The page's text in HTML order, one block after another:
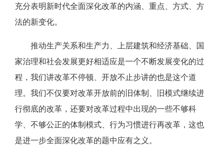
充分表明新时代全面深化改革的内涵、重点、方式、方
法的新变化。
推动生产关系和生产力、上层建筑和经济基础、国
家治理和社会发展更好相适应是一个不断发展变化的过
程，我们讲改革不停顿、开放不止步讲的也是这个道
理。我们不仅要对改革开放前的旧体制、旧模式继续进
行彻底的改革，还要对改革过程中出现的一些不够科
学、不够公正的体制模式、行为习惯进行再改革，这也
是进一步全面深化改革的题中应有之义。